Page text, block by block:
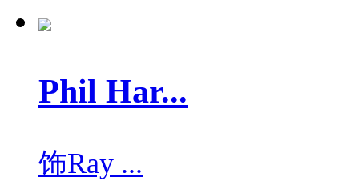
Phil Har...
饰Ray ...